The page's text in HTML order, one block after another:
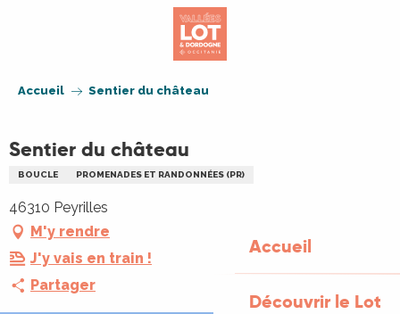
Accueil
Découvrir le Lot
Accueil Sentier du château
Sentier du château
BOUCLE PROMENADES ET RANDONNÉES (PR)
46310 Peyrilles
M'y rendre
J'y vais en train !
Partager